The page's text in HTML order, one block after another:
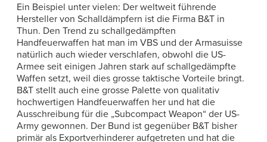
Ein Beispiel unter vielen: Der weltweit führende
Hersteller von Schalldämpfern ist die Firma B&T in
Thun. Den Trend zu schallgedämpften
Handfeuerwaffen hat man im VBS und der Armasuisse
natürlich auch wieder verschlafen, obwohl die US-
Armee seit einigen Jahren stark auf schallgedämpfte
Waffen setzt, weil dies grosse taktische Vorteile bringt.
B&T stellt auch eine grosse Palette von qualitativ
hochwertigen Handfeuerwaffen her und hat die
Ausschreibung für die „Subcompact Weapon“ der US-
Army gewonnen. Der Bund ist gegenüber B&T bisher
primär als Exportverhinderer aufgetreten und hat die